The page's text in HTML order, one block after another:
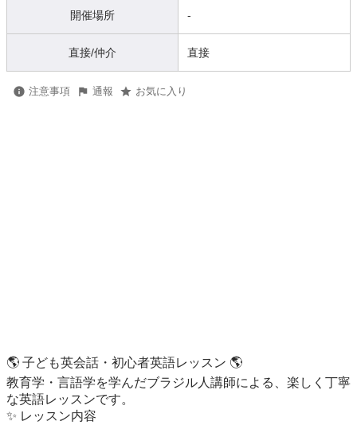
開催場所 -
直接/仲介 直接
注意事項 通報 お気に入り
🌎 子ども英会話・初心者英語レッスン 🌎
教育学・言語学を学んだブラジル人講師による、楽しく丁寧
な英語レッスンです。
✨ レッスン内容